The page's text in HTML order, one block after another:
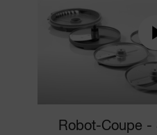
Robot-Coupe -